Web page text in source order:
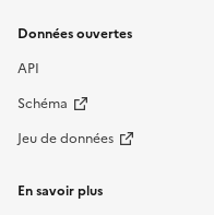
Données ouvertes
API
Schéma
Jeu de données
En savoir plus